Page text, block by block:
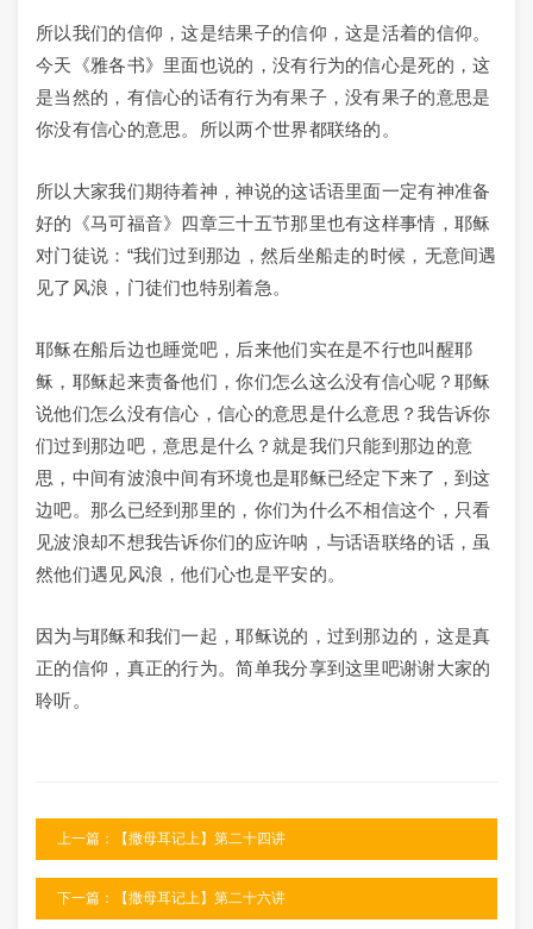
所以我们的信仰，这是结果子的信仰，这是活着的信仰。
今天《雅各书》里面也说的，没有行为的信心是死的，这
是当然的，有信心的话有行为有果子，没有果子的意思是
你没有信心的意思。所以两个世界都联络的。
所以大家我们期待着神，神说的这话语里面一定有神准备
好的《马可福音》四章三十五节那里也有这样事情，耶稣
对门徒说：“我们过到那边，然后坐船走的时候，无意间遇
见了风浪，门徒们也特别着急。
耶稣在船后边也睡觉吧，后来他们实在是不行也叫醒耶
稣，耶稣起来责备他们，你们怎么这么没有信心呢？耶稣
说他们怎么没有信心，信心的意思是什么意思？我告诉你
们过到那边吧，意思是什么？就是我们只能到那边的意
思，中间有波浪中间有环境也是耶稣已经定下来了，到这
边吧。那么已经到那里的，你们为什么不相信这个，只看
见波浪却不想我告诉你们的应许呐，与话语联络的话，虽
然他们遇见风浪，他们心也是平安的。
因为与耶稣和我们一起，耶稣说的，过到那边的，这是真
正的信仰，真正的行为。简单我分享到这里吧谢谢大家的
聆听。
上一篇：【撒母耳记上】第二十四讲
下一篇：【撒母耳记上】第二十六讲